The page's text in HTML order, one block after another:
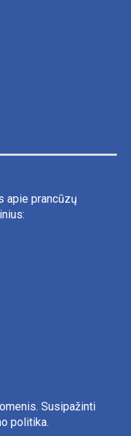
apie prancūzų
Susipažinti
politika.